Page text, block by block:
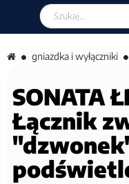
Szukaj w sklepie
gniazdka i wyłączniki
SONATA
Łącznik